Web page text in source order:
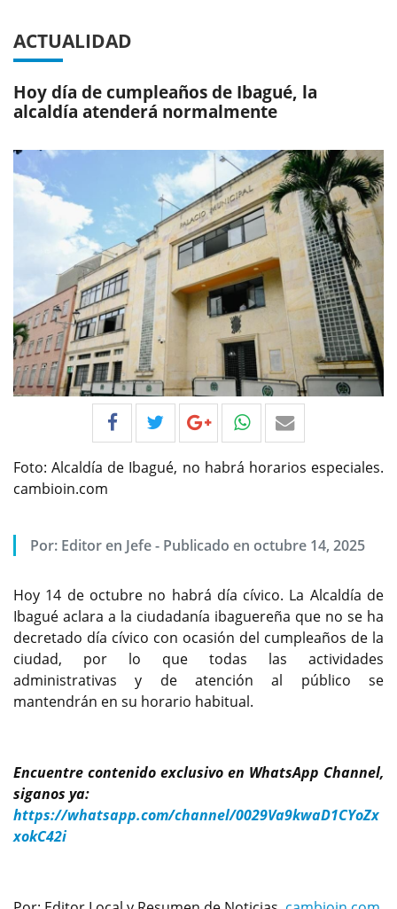
ACTUALIDAD
Hoy día de cumpleaños de Ibagué, la
alcaldía atenderá normalmente
Foto: Alcaldía de Ibagué, no habrá horarios especiales.
cambioin.com
Por: Editor en Jefe- Publicado en octubre 14, 2025
Hoy 14 de octubre no habrá día cívico. La Alcaldía de
Ibagué aclara a la ciudadanía ibaguereña que no se ha
decretado día cívico con ocasión del cumpleaños de la
ciudad, por lo que todas las actividades
administrativas y de atención al público se
mantendrán en su horario habitual.
Encuentre contenido exclusivo en WhatsApp Channel,
siganos ya:
https://whatsapp.com/channel/0029Va9kwaD1CYoZx
xokC42i